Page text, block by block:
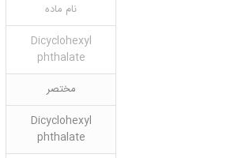
نام ماده
Dicyclohexyl
phthalate
مختصر
Dicyclohexyl
phthalate